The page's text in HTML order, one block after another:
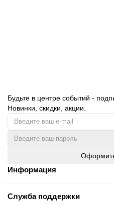
Будьте в центре событий -
Новинки, скидки, акции.
Информация
Служба поддержки